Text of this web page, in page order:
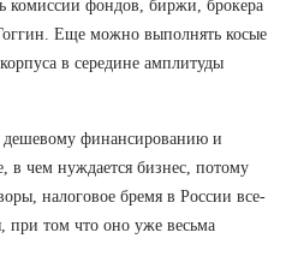
комиссии фондов, биржи, брокера
Еще можно выполнять косые
в середине амплитуды
финансированию и
в чем нуждается бизнес, потому
налоговое бремя в России все-
при том что оно уже весьма